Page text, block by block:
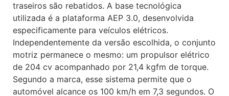
traseiros são rebatidos. A base tecnológica
utilizada é a plataforma AEP 3.0, desenvolvida
especificamente para veículos elétricos.
Independentemente da versão escolhida, o conjunto
motriz permanece o mesmo: um propulsor elétrico
de 204 cv acompanhado por 21,4 kgfm de torque.
Segundo a marca, esse sistema permite que o
automóvel alcance os 100 km/h em 7,3 segundos. O